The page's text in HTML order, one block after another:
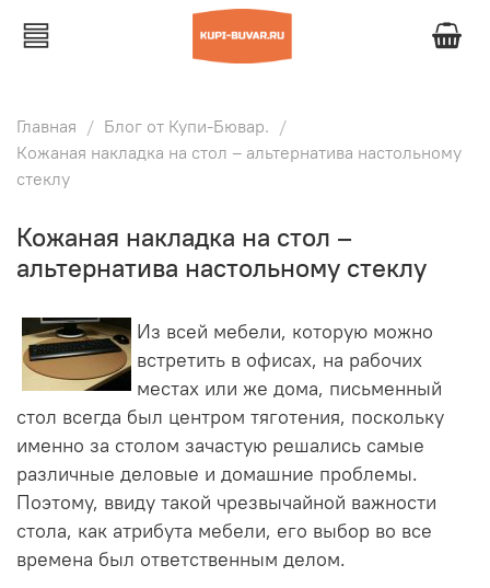
Главная
Блог от Купи-Бювар.
Кожаная накладка на стол – альтернатива настольному
стеклу
Кожаная накладка на стол –
альтернатива настольному стеклу
Из всей мебели, которую можно
встретить в офисах, на рабочих
местах или же дома, письменный
стол всегда был центром тяготения, поскольку
именно за столом зачастую решались самые
различные деловые и домашние проблемы.
Поэтому, ввиду такой чрезвычайной важности
стола, как атрибута мебели, его выбор во все
времена был ответственным делом.